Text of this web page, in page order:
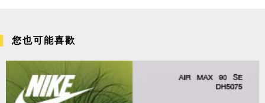
您也可能喜歡